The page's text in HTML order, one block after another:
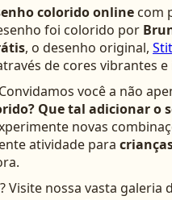
colorido online com
foi colorido por
, o desenho original,
de cores vibrantes
você a não
Que tal adicionar o
novas
atividade para
nossa vasta galeria